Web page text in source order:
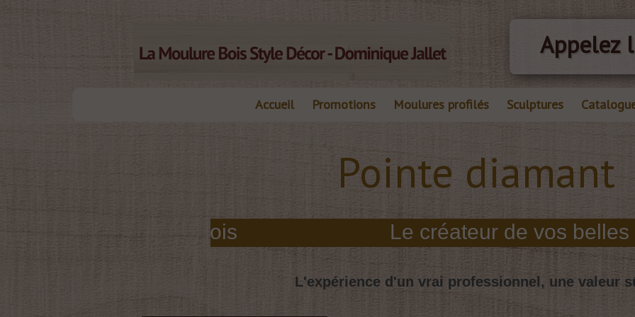
Appelez
Accueil Promotions Moulures profilés Sculptures
Pointe diamant
moulures bois
L'expérience d'un vrai professionnel, une valeur